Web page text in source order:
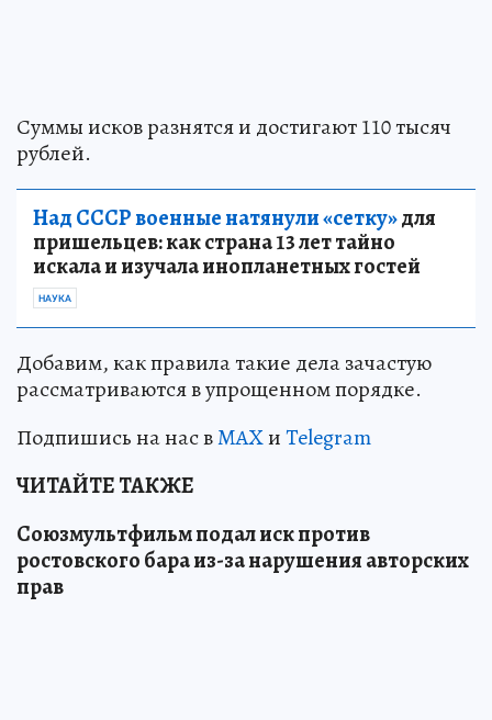
Суммы исков разнятся и достигают 110 тысяч
рублей.
Над СССР военные натянули «сетку»для
пришельцев: как страна 13 лет тайно
искала и изучала инопланетных гостей
НАУКА
Добавим, как правила такие дела зачастую
рассматриваются в упрощенном порядке.
Подпишись на нас вMAXиTelegram
ЧИТАЙТЕ ТАКЖЕ
Союзмультфильм подал иск против
ростовского бара из-за нарушения авторских
прав